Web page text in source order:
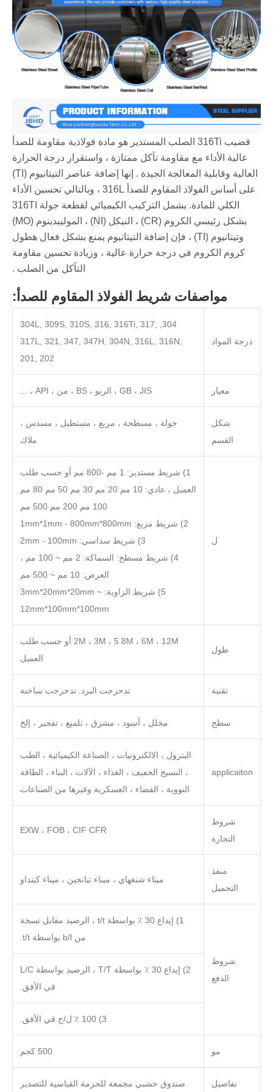
قضيب 316Ti الصلب المستدير هو مادة فولاذية مقاومة للصدأ
عالية الأداء مع مقاومة تآكل ممتازة ، واستقرار درجة الحرارة
العالية وقابلية المعالجة الجيدة ‌. إنها إضافة عناصر التيتانيوم (TI)
على أساس الفولاذ المقاوم للصدأ 316L ، وبالتالي تحسين الأداء
الكلي للمادة. يشمل التركيب الكيميائي لقطعة جولة 316TI
بشكل رئيسي الكروم (CR) ، النيكل (NI) ، الموليبدينوم (MO)
وتيتانيوم (TI) ، فإن إضافة التيتانيوم يمنع بشكل فعال هطول
كروم الكروم في درجة حرارة عالية ، وزيادة تحسين مقاومة
التآكل من الصلب ‌.
مواصفات شريط الفولاذ المقاوم للصدأ:
درجة المواد
304, 304L, 309S, 310S, 316, 316Ti, 317,
317L, 321, 347, 347H, 304N, 316L, 316N,
201, 202
معيار GB ، JIS ، الربو ، BS ، من ، API ، ...
شكل
القسم
جولة ، مسطحة ، مربع ، مستطيل ، مسدس ،
ملاك
ل
1) شريط مستدير: 1 مم -800 مم أو حسب طلب
العميل ، عادي: 10 مم 20 مم 30 مم 50 مم 80 مم
100 مم 200 مم 500 مم
2) شريط مربع: 1mm*1mm - 800mm*800mm
3) شريط سداسي: 2mm - 100mm
4) شريط مسطح: السماكة: 2 مم ~ 100 مم ،
العرض: 10 مم ~ 500 مم
5) شريط الزاوية: 3mm*20mm*20mm ~
12mm*100mm*100mm
طول
2M ، 3M ، 5.8M ، 6M ، 12M أو حسب طلب
العميل
تقنية تدحرجت البرد. تدحرجت ساخنة
سطح مخلل ، أسود ، مشرق ، تلميع ، تفجير ، إلخ
applicaiton
البترول ، الالكترونيات ، الصناعة الكيميائية ، الطب
، النسيج الخفيف ، الغذاء ، الآلات ، البناء ، الطاقة
النووية ، الفضاء ، العسكرية وغيرها من الصناعات
شروط
التجارة
EXW ، FOB ، CIF CFR
منفذ
التحميل
ميناء شنغهاي ، ميناء تيانجين ، ميناء كينداو
شروط
الدفع
1) إيداع 30 ٪ بواسطة t/t ، الرصيد مقابل نسخة
من b/l بواسطة t/t.
2) إيداع 30 ٪ بواسطة T/T ، الرصيد بواسطة L/C
في الأفق.
3) 100 ٪ ل/ج في الأفق.
مو 500 كجم
تفاصيل صندوق خشبي مجمعة للحزمة القياسية للتصدير